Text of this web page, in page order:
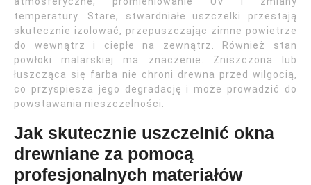
temperatury. Stare, stwardniałe uszczelki przestają
skutecznie izolować, przepuszczając zimne powietrze
do wewnątrz i ciepłe na zewnątrz. Również stan
powłoki malarskiej ma znaczenie. Zniszczona lub
łuszcząca się farba nie chroni drewna przed wilgocią,
co przyspiesza jego degradację i może prowadzić do
powstawania nieszczelności.
Jak skutecznie uszczelnić okna
drewniane za pomocą
profesjonalnych materiałów